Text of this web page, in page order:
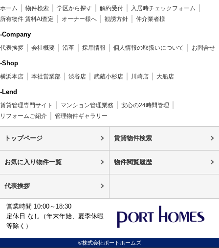
ホーム 物件検索 学区から探す 解約受付
入居時チェックフォーム
所有物件 賃料AI査定
オーナー様へ 勧誘方針 仲介業者様
-Company
代表挨拶 会社概要 沿革 採用情報 個人情報の取扱いについて お問合せ
-Shop
横浜本店 本社営業部 渋谷店 武蔵小杉店 川崎店 大船店
-Lend
賃貸管理専門サイト マンション管理業務
安心の24時間管理
リフォームご紹介
管理物件ギャラリー
トップページ 賃貸物件検索
お気に入り物件一覧 物件閲覧履歴
代表挨拶
営業時間 10:00～18:30
定休日 なし（年末年始、夏季休暇
等除く）
©株式会社ポートホームズ